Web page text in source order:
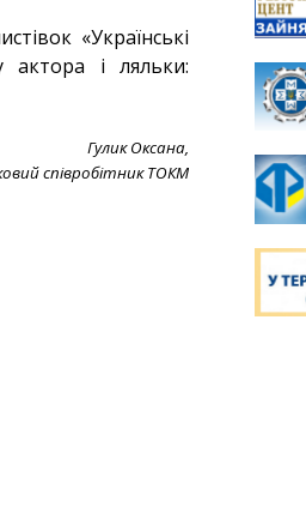
«Українські
актора і ляльки:
Гулик Оксана,
співробітник ТОКМ